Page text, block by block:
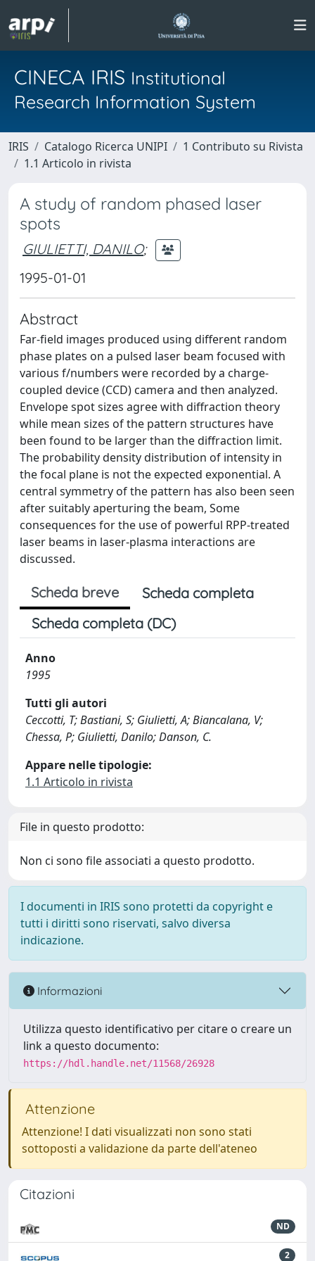
CINECA IRIS Institutional
Research Information System
IRIS Catalogo Ricerca UNIPI
1 Contributo su Rivista
1.1 Articolo in rivista
A study of random phased laser
spots
GIULIETTI, DANILO;
1995-01-01
Abstract
Far-field images produced using different random
phase plates on a pulsed laser beam focused with
various f/numbers were recorded by a charge-
coupled device (CCD) camera and then analyzed.
Envelope spot sizes agree with diffraction theory
while mean sizes of the pattern structures have
been found to be larger than the diffraction limit.
The probability density distribution of intensity in
the focal plane is not the expected exponential. A
central symmetry of the pattern has also been seen
after suitably aperturing the beam, Some
consequences for the use of powerful RPP-treated
laser beams in laser-plasma interactions are
discussed.
Scheda breve
Scheda completa
Scheda completa (DC)
Anno
1995
Tutti gli autori
Ceccotti, T; Bastiani, S; Giulietti, A; Biancalana, V;
Chessa, P; Giulietti, Danilo; Danson, C.
Appare nelle tipologie:
1.1 Articolo in rivista
File in questo prodotto:
Non ci sono file associati a questo prodotto.
I documenti in IRIS sono protetti da copyright e
tutti i diritti sono riservati, salvo diversa
indicazione.
Informazioni
Utilizza questo identificativo per citare o creare un
link a questo documento:
https://hdl.handle.net/11568/26928
Attenzione
Attenzione! I dati visualizzati non sono stati
sottoposti a validazione da parte dell'ateneo
Citazioni
ND
2